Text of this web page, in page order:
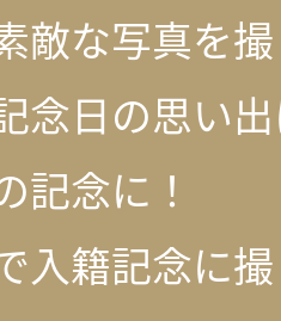
敵な写真を
念日の思い
記念に！
入籍記念に